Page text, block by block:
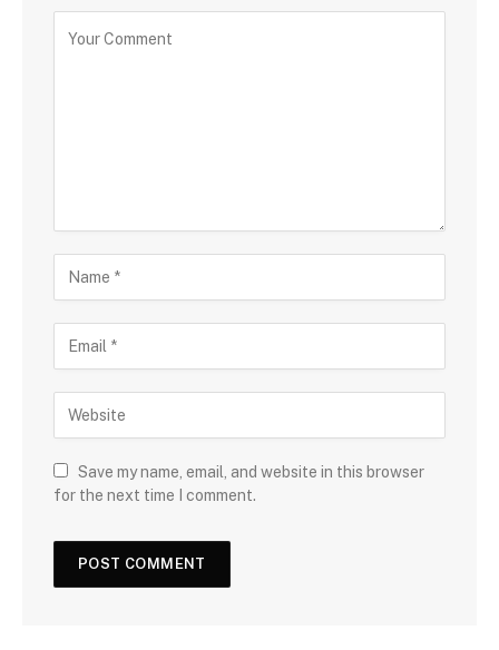
Save my name, email, and website in this browser
for the next time I comment.